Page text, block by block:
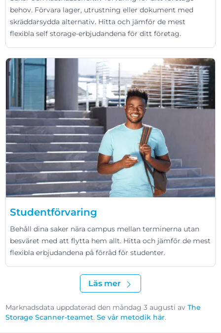
behov. Förvara lager, utrustning eller dokument med
skräddarsydda alternativ. Hitta och jämför de mest
flexibla self storage-erbjudandena för ditt företag.
Studentförvaring
Behåll dina saker nära campus mellan terminerna utan
besväret med att flytta hem allt. Hitta och jämför de mest
flexibla erbjudandena på förråd för studenter.
Läs mer
Marknadsdata uppdaterad den måndag 3 augusti avThe
Storage Scanner-teamet.Se vår metodik här.